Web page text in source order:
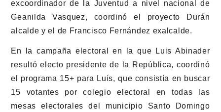
excoordinador de la Juventud a nivel nacional de
Geanilda Vasquez, coordinó el proyecto Durán
alcalde y el de Francisco Fernández exalcalde.
En la campaña electoral en la que Luis Abinader
resultó electo presidente de la República, coordinó
el programa 15+ para Luís, que consistía en buscar
15 votantes por colegio electoral en todas las
mesas electorales del municipio Santo Domingo